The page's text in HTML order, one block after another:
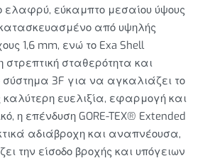
ελαφρύ, εύκαμπτο μεσαίου ύψους
από υψηλής
1,6 mm, ενώ το Exa Shell
σταθερότητα και
3F για να αγκαλιάζει το
ευελιξία, εφαρμογή και
η επένδυση GORE-TEX® Extended
αδιάβροχη και αναπνέουσα,
την είσοδο βροχής και υπόγειων